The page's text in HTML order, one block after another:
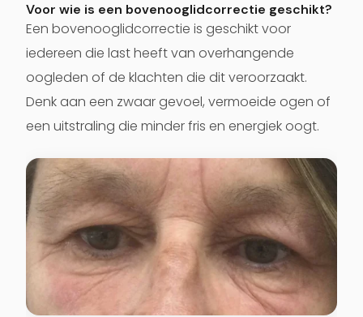
Voor wie is een bovenooglidcorrectie geschikt?
Een bovenooglidcorrectie is geschikt voor
iedereen die last heeft van overhangende
oogleden of de klachten die dit veroorzaakt.
Denk aan een zwaar gevoel, vermoeide ogen of
een uitstraling die minder fris en energiek oogt.